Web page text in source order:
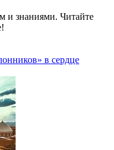
и знаниями. Читайте
в сердце